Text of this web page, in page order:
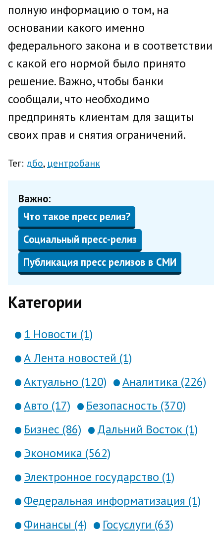
полную информацию о том, на
основании какого именно
федерального закона и в соответствии
с какой его нормой было принято
решение. Важно, чтобы банки
сообщали, что необходимо
предпринять клиентам для защиты
своих прав и снятия ограничений.
Тег: дбо центробанк
Важно:
Что такое пресс релиз?
Социальный пресс-релиз
Публикация пресс релизов в СМИ
Категории
1 Новости (1)
А Лента новостей (1)
Актуально (120)
Аналитика (226)
Авто (17)
Безопасность (370)
Бизнес (86)
Дальний Восток (1)
Экономика (562)
Электронное государство (1)
Федеральная информатизация (1)
Финансы (4)
Госуслуги (63)